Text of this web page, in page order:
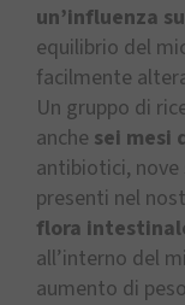
un’influenza
equilibrio del
facilmente
Un gruppo di
anche sei mesi
antibiotici,
presenti nel
flora
all’interno del
aumento di